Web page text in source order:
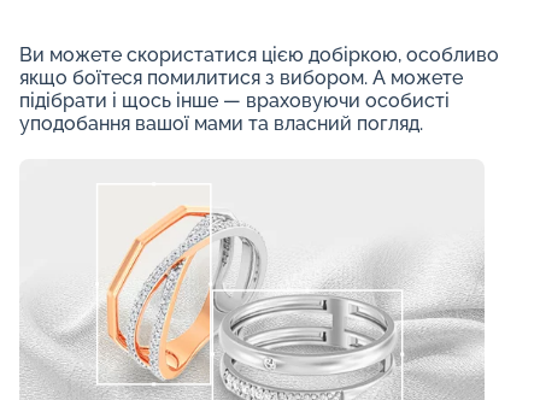
Ви можете скористатися цією добіркою, особливо
якщо боїтеся помилитися з вибором. А можете
підібрати і щось інше — враховуючи особисті
уподобання вашої мами та власний погляд.